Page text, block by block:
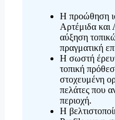
Η προώθηση
Αρτέμιδα και
αύξηση
πραγματική
Η σωστή
τοπική
στοχευμένη
πελάτες που
περιοχή.
Η